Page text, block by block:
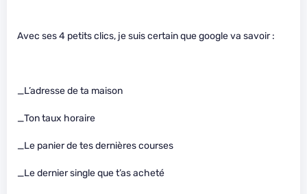
Avec ses 4 petits clics, je suis certain que google va savoir :
_L’adresse de ta maison
_Ton taux horaire
_Le panier de tes dernières courses
_Le dernier single que t’as acheté